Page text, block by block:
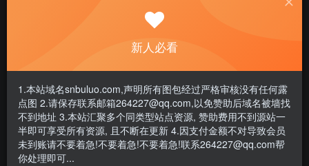
- 遇见解压密码不对、无法解压，请查看
- 资源失效/充值未到账/账号解禁...等问题请《提交工单》
此处内容已隐藏，赞助会员可见
请登录后查看特权
新人必看
1.本站域名snbuluo.com,声明所有图包经过严格审核没有任何露
点图 2.请保存联系邮箱264227@qq.com,以免赞助后域名被墙找
不到地址 3.本站汇聚多个同类型站点资源, 赞助费用不到源站一
半即可享受所有资源, 且不断在更新 4.因支付金额不对导致会员
未到账请不要着急!不要着急!不要着急!联系264227@qq.com帮
你处理即可...